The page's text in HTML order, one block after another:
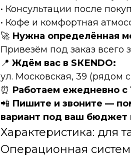
• Консультации после
• Кофе и комфортная
🚀 Нужна определённая
Привезём под заказ всего
📍 Ждём вас в SКЕNDО:
ул. Московская, 39 (рядом
⏰ Работаем ежедневно с
📲 Пишите и звоните —
вариант под ваш бюджет
Характеристика: для
Операционная